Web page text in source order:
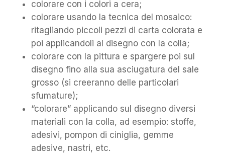
colorare con i colori a cera;
colorare usando la tecnica del mosaico:
ritagliando piccoli pezzi di carta colorata e
poi applicandoli al disegno con la colla;
colorare con la pittura e spargere poi sul
disegno fino alla sua asciugatura del sale
grosso (si creeranno delle particolari
sfumature);
“colorare” applicando sul disegno diversi
materiali con la colla, ad esempio: stoffe,
adesivi, pompon di ciniglia, gemme
adesive, nastri, etc.